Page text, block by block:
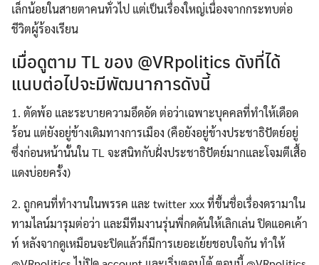
เล็กน้อยในสายตาคนทั่วไป แต่เป็นเรื่องใหญ่เนื่องจากกระทบต่อ
ชีวิตผู้ร้องเรียน
เมื่อดูตาม TL ของ @VRpolitics ดังที่ได้
แนบต่อไปจะมีพัฒนาการดังนี้
1. ตัดพ้อ และระบายความอึดอัด ต่อว่าเฉพาะบุคคลที่ทำให้เดือด
ร้อน แต่ยังอยู่ข้างเดิมทางการเมือง (คือยังอยู่ข้างประชาธิปัตย์อยู่
ซึ่งก่อนหน้านั้นใน TL จะสนิทกับฝั่งประชาธิปัตย์มากและโจมตีเสื้อ
แดงบ่อยครั้ง)
2. ถูกคนที่ทำงานในพรรค และ twitter xxx ที่ขึ้นชื่อเรื่องดรามาใน
ทามไลน์มารุมต่อว่า และมีทีมงานรุ่นพี่กดดันให้เลิกเล่น ปิดแอคเค้า
ท์ หลังจากดูเหมือนจะปิดแล้วก็มีการเยอะเย้ยชอบใจกัน ทำให้